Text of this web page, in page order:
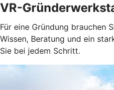
VR-
Für eine Gründung brauchen
Wissen, Beratung und ein
Sie bei jedem Schritt.